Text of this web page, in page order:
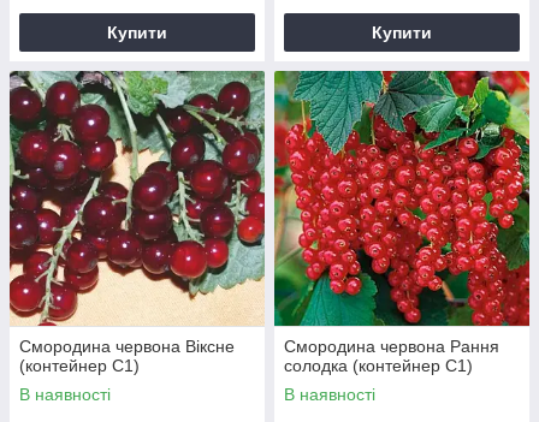
Купити Купити
Смородина червона Віксне
(контейнер С1)
В наявності
Смородина червона Рання
солодка (контейнер С1)
В наявності